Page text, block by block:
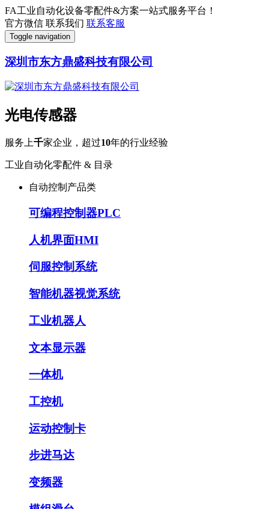
FA工业自动化设备零配件&方案一站式服务平台！
官方微信 联系我们 联系客服
Toggle navigation
深圳市东方鼎盛科技有限公司
光电传感器
服务上千家企业，超过10年的行业经验
工业自动化零配件 & 目录
自动控制产品类
可编程控制器PLC
人机界面HMI
伺服控制系统
智能机器视觉系统
工业机器人
文本显示器
一体机
工控机
运动控制卡
步进马达
变频器